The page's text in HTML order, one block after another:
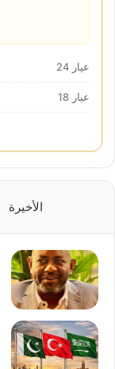
عيار 24
عيار 18
الأخيرة